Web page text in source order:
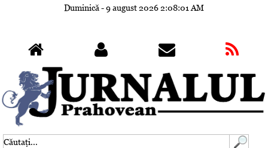
Duminică - 9 august 2026 2:08:04 AM